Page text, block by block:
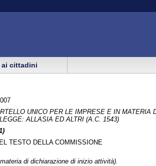
ai cittadini
UNICO PER LE IMPRESE E IN MATERIA
ALLASIA ED ALTRI (A.C. 1543)
TESTO DELLA COMMISSIONE
di dichiarazione di inizio attività).